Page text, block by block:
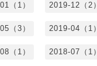
（1） 2019-12（2）
（3） 2019-04（1）
（1） 2018-07（1）